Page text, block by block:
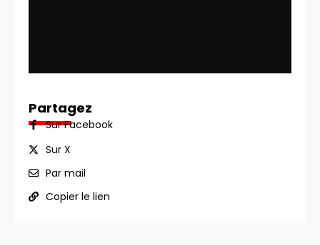
Partagez
Sur Facebook
Sur X
Par mail
Copier le lien